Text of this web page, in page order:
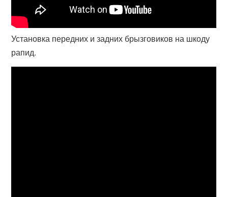
Установка передних и задних брызговиков на шкоду
рапид.